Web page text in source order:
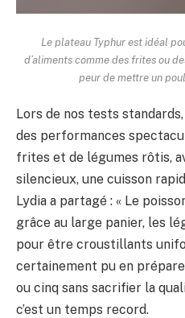
Le plateau Typhur est idéal
d’aliments comme des frites ou
peur de mettre un
Lors de nos tests
des performances
frites et de légumes rôtis,
silencieux, une cuisson
Lydia a partagé : « Le
grâce au large panier, les
pour être croustillants
certainement pu en
ou cinq sans sacrifier la
c’est un temps record.